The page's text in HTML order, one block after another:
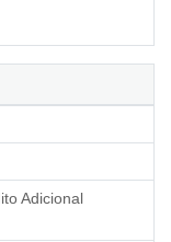
Adicional